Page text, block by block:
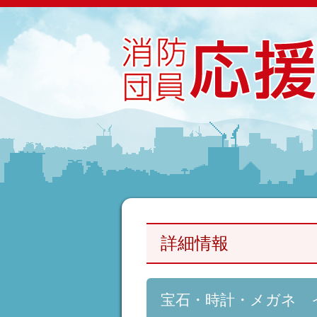
詳細情報
宝石・時計・メガネ